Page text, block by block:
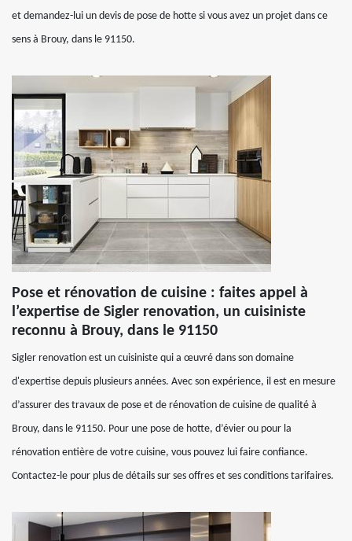
et demandez-lui un devis de pose de hotte si vous avez un projet dans ce
sens à Brouy, dans le 91150.
Pose et rénovation de cuisine : faites appel à
l’expertise de Sigler renovation, un cuisiniste
reconnu à Brouy, dans le 91150
Sigler renovation est un cuisiniste qui a œuvré dans son domaine
d'expertise depuis plusieurs années. Avec son expérience, il est en mesure
d’assurer des travaux de pose et de rénovation de cuisine de qualité à
Brouy, dans le 91150. Pour une pose de hotte, d’évier ou pour la
rénovation entière de votre cuisine, vous pouvez lui faire confiance.
Contactez-le pour plus de détails sur ses offres et ses conditions tarifaires.